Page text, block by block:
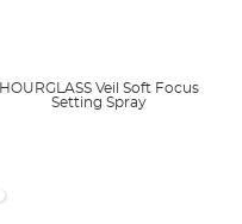
HOURGLASS Veil Soft Focus
Setting Spray